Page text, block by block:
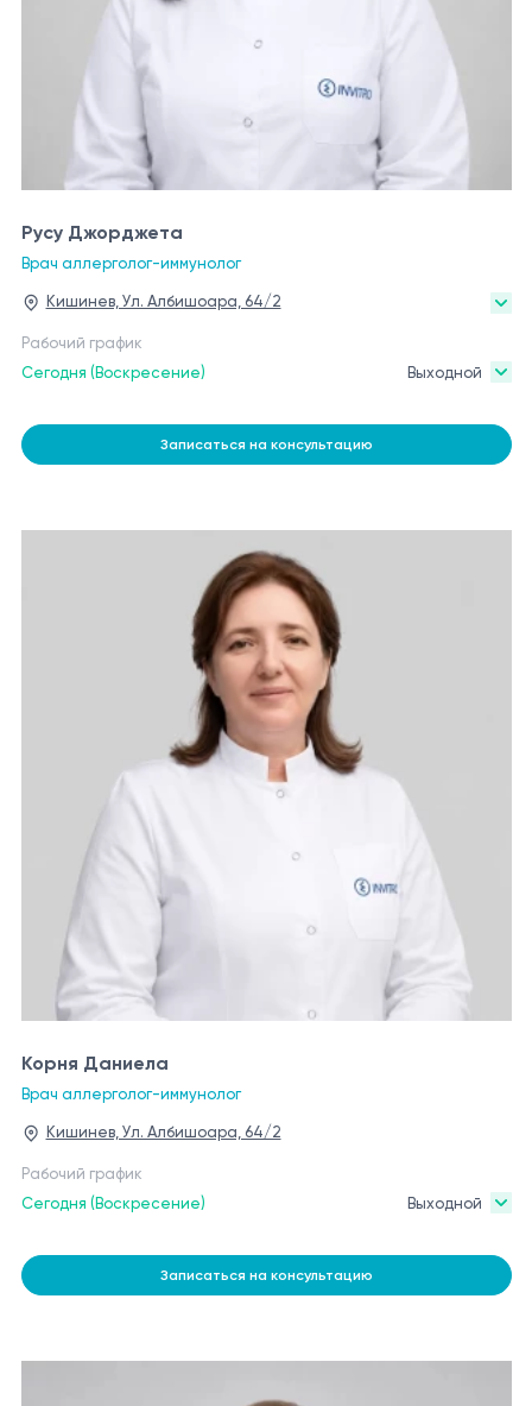
Русу Джорджета
Врач аллерголог-иммунолог
Кишинев, Ул. Албишоара, 64/2
Рабочий график
Сегодня (Воскресение)
Выходной
Записаться на консультацию
Корня Даниела
Врач аллерголог-иммунолог
Кишинев, Ул. Албишоара, 64/2
Рабочий график
Сегодня (Воскресение)
Выходной
Записаться на консультацию